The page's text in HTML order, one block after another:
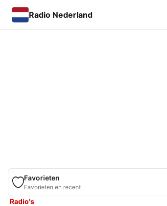
Radio Nederland
Favorieten
Favorieten en recent
Radio's